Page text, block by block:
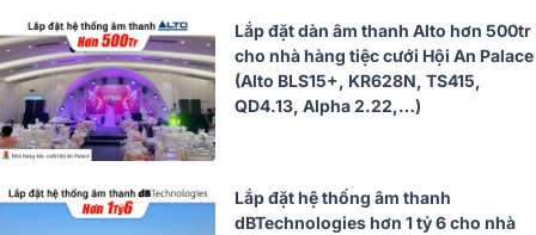
Lắp đặt dàn âm thanh Alto hơn 500tr
cho nhà hàng tiệc cưới Hội An Palace
(Alto BLS15+, KR628N, TS415,
QD4.13, Alpha 2.22,…)
Lắp đặt hệ thống âm thanh
dBTechnologies hơn 1 tỷ 6 cho nhà